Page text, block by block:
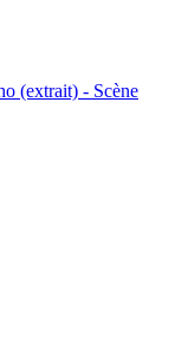
(extrait) - Scène